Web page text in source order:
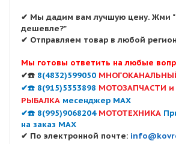
✔ Мы дадим вам лучшую цену. Жми
дешевле?"
✔ Отправляем товар в любой
Мы готовы ответить на любые
✔☎️ 8(4832)599050
✔☎️ 8(915)5353898 МОТОЗАПЧАСТИ и
РЫБАЛКА месенджер MAX
✔☎️ 8(995)9068204 МОТОТЕХНИКА
на заказ MAX
✔ По электронной почте: